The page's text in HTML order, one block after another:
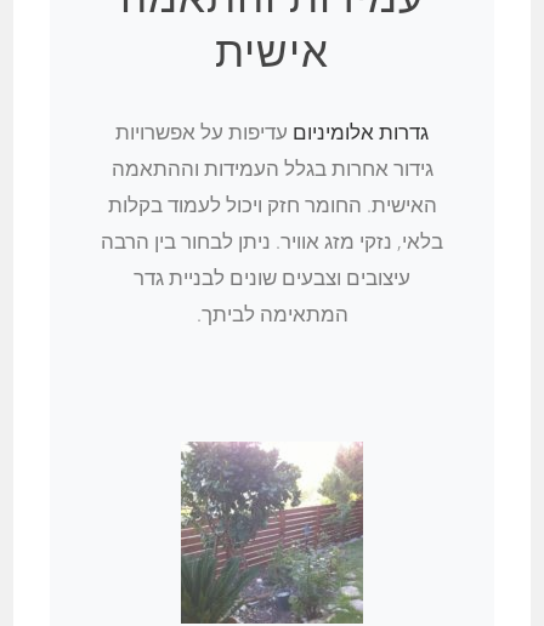
אישית
גדרות אלומיניום עדיפות על אפשרויות
גידור אחרות בגלל העמידות וההתאמה
האישית. החומר חזק ויכול לעמוד בקלות
בלאי, נזקי מזג אוויר. ניתן לבחור בין הרבה
עיצובים וצבעים שונים לבניית גדר
המתאימה לביתך.